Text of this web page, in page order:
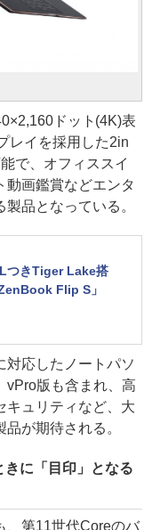
ドット(4K)表
レイを採用した2in
で、オフィススイ
動画鑑賞などエンタ
品となっている。
つきTiger Lake搭
Flip S」
応したノートパソ
vPro版も含まれ、高
キュリティなど、大
が期待される。
きに「目印」となる
第11世代Coreのバ